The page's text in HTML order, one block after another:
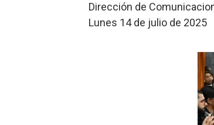
Dirección de
Lunes 14 de julio de 2025